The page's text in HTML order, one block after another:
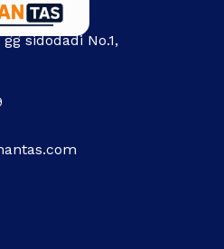
sidodadi No.1,